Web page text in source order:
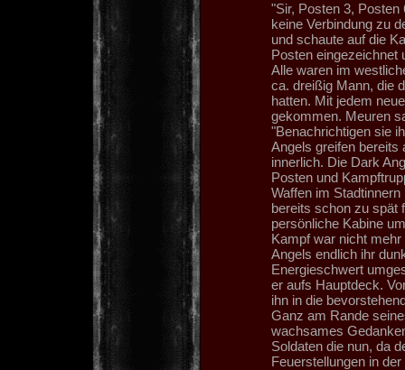
"Sir, Posten 3,
keine Verbindung zu
und schaute auf die
Posten eingezeichnet
Alle waren im
ca. dreißig Mann, die
hatten. Mit jedem
gekommen. Meuren
"Benachrichtigen sie
Angels greifen bereits
innerlich. Die Dark
Posten und
Waffen im
bereits schon zu spät
persönliche Kabine
Kampf war nicht
Angels endlich ihr
Energieschwert
er aufs Hauptdeck.
ihn in die
Ganz am Rande
wachsames
Soldaten die nun, da
Feuerstellungen in